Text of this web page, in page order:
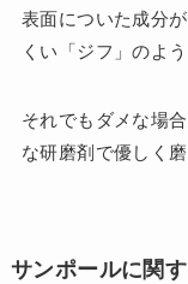
表面についた成分
くい「ジフ」のよ
それでもダメな場
な研磨剤で優しく磨
サンポールに関